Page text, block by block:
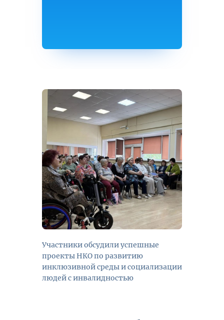
Участники обсудили успешные
проекты НКО по развитию
инклюзивной среды и социализации
людей с инвалидностью